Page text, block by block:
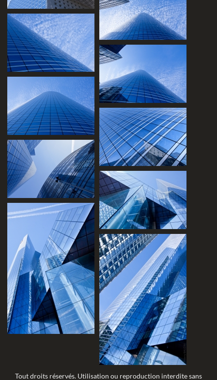
Tout droits réservés. Utilisation ou reproduction interdite sans